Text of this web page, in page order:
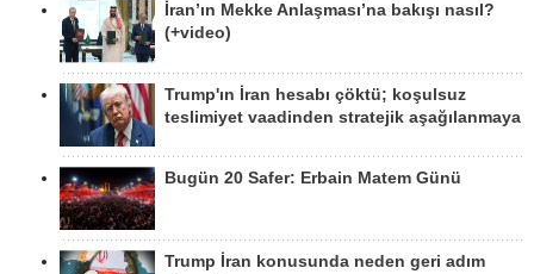
İran’ın Mekke Anlaşması’na bakışı nasıl?
(+video)
Trump'ın İran hesabı çöktü; koşulsuz
teslimiyet vaadinden stratejik aşağılanmaya
Bugün 20 Safer: Erbain Matem Günü
Trump İran konusunda neden geri adım